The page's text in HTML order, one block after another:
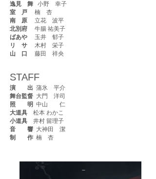
逸見 舞 小野 幸子
室 戸 楠 杏
南 原 立花 波平
北別府 牛腸 祐美子
ばあや 玉井 郁子
リ サ 木村 栄子
山 口 藤田 祥央
STAFF
演 出 蒲氷 平介
舞台監督 大門 洋司
照 明 中山 仁
大道具 松本 わかこ
小道具 井村 留理子
音 響 大神田 潔
制 作 楠 杏